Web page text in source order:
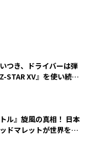
つき、ドライバーは弾
STAR XV』を使い続け
ル』旋風の真相！ 日本
ドマレットが世界を席